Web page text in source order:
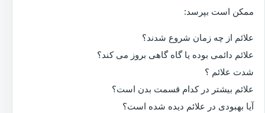
ممکن است بپرسد:
علائم از چه زمان شروع شدند؟
علائم دائمی بوده یا گاه گاهی بروز می کند؟
شدت علائم ؟
علائم بیشتر در کدام قسمت بدن است؟
آیا بهبودی در علائم دیده شده است؟